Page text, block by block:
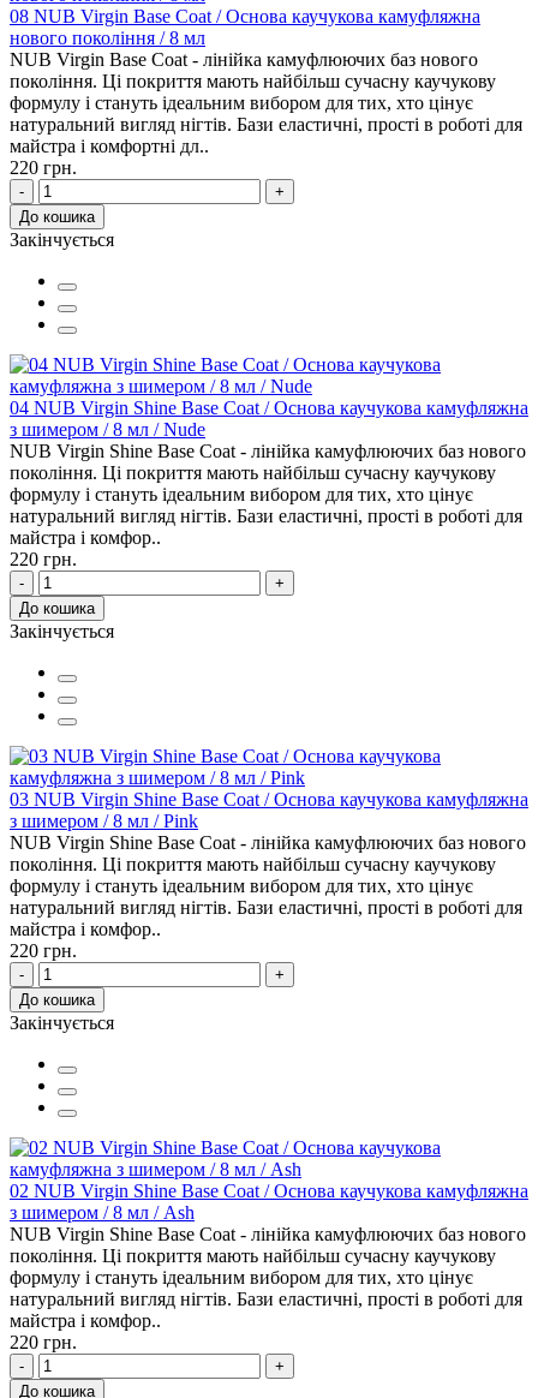
08 NUB Virgin Base Coat / Основа каучукова камуфляжна
нового покоління / 8 мл
NUB Virgin Base Coat - лінійка камуфлюючих баз нового
покоління. Ці покриття мають найбільш сучасну каучукову
формулу і стануть ідеальним вибором для тих, хто цінує
натуральний вигляд нігтів. Бази еластичні, прості в роботі для
майстра і комфортні дл..
220 грн.
-
+
До кошика
Закінчується
04 NUB Virgin Shine Base Coat / Основа каучукова камуфляжна
з шимером / 8 мл / Nude
NUB Virgin Shine Base Coat - лінійка камуфлюючих баз нового
покоління. Ці покриття мають найбільш сучасну каучукову
формулу і стануть ідеальним вибором для тих, хто цінує
натуральний вигляд нігтів. Бази еластичні, прості в роботі для
майстра і комфор..
220 грн.
-
+
До кошика
Закінчується
03 NUB Virgin Shine Base Coat / Основа каучукова камуфляжна
з шимером / 8 мл / Pink
NUB Virgin Shine Base Coat - лінійка камуфлюючих баз нового
покоління. Ці покриття мають найбільш сучасну каучукову
формулу і стануть ідеальним вибором для тих, хто цінує
натуральний вигляд нігтів. Бази еластичні, прості в роботі для
майстра і комфор..
220 грн.
-
+
До кошика
Закінчується
02 NUB Virgin Shine Base Coat / Основа каучукова камуфляжна
з шимером / 8 мл / Ash
NUB Virgin Shine Base Coat - лінійка камуфлюючих баз нового
покоління. Ці покриття мають найбільш сучасну каучукову
формулу і стануть ідеальним вибором для тих, хто цінує
натуральний вигляд нігтів. Бази еластичні, прості в роботі для
майстра і комфор..
220 грн.
-
+
До кошика